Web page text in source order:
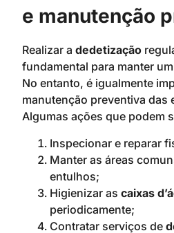
e manutenção
Realizar a dedetização
fundamental para manter
No entanto, é igualmente
manutenção preventiva das
Algumas ações que podem
Inspecionar e reparar
Manter as áreas
entulhos;
Higienizar as caixas
periodicamente;
Contratar serviços de